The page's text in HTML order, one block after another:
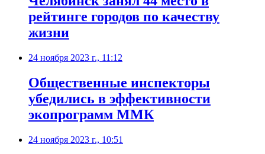
рейтинге городов по качеству
жизни
24 ноября 2023 г., 11:12
Общественные инспекторы
убедились в эффективности
экопрограмм ММК
24 ноября 2023 г., 10:51